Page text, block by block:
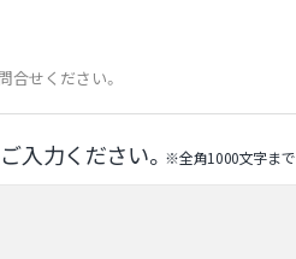
合せください。
⼊⼒ください。 ※全⾓1000⽂字まで